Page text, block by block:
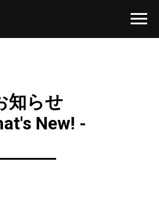
知らせ
New! -